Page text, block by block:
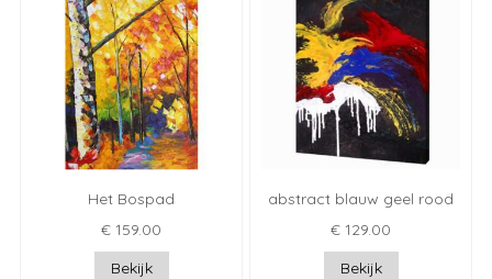
Het Bospad
€ 159.00
Bekijk
abstract blauw geel rood
€ 129.00
Bekijk